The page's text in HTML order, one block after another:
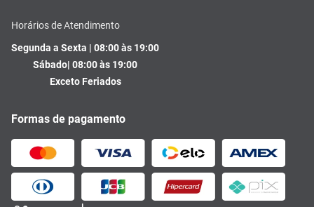
Horários de Atendimento
Segunda a Sexta | 08:00 às 19:00
Sábado| 08:00 às 19:00
Exceto Feriados
Formas de pagamento